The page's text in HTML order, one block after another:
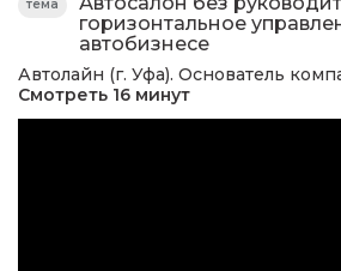
тема
горизонтальное
автобизнесе
Автолайн (г. Уфа). Основатель
Смотреть 16 минут